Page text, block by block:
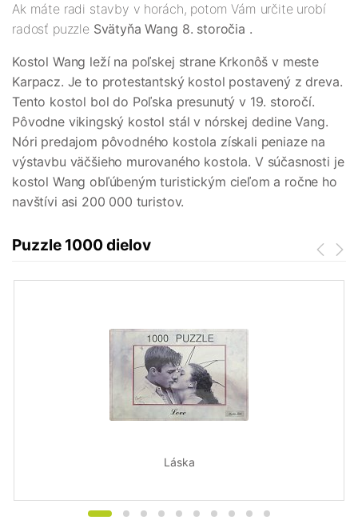
Ak máte radi stavby v horách, potom Vám určite urobí
radosť puzzle Svätyňa Wang 8. storočia .
Kostol Wang leží na poľskej strane Krkonôš v meste
Karpacz. Je to protestantský kostol postavený z dreva.
Tento kostol bol do Poľska presunutý v 19. storočí.
Pôvodne vikingský kostol stál v nórskej dedine Vang.
Nóri predajom pôvodného kostola získali peniaze na
výstavbu väčšieho murovaného kostola. V súčasnosti je
kostol Wang obľúbeným turistickým cieľom a ročne ho
navštívi asi 200 000 turistov.
Puzzle 1000 dielov
Láska